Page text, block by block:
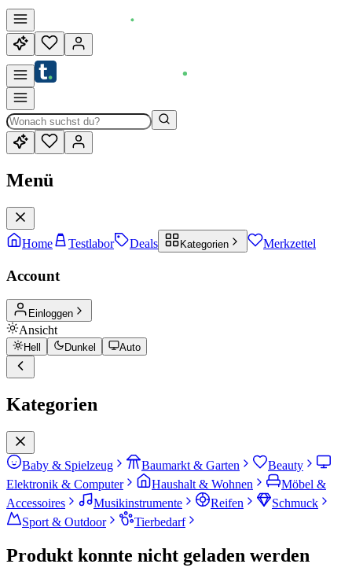
Menü
Home Testlabor Deals Kategorien Merkzettel
Account
Einloggen
Ansicht
Hell Dunkel Auto
Kategorien
Baby & Spielzeug Baumarkt & Garten
Beauty
Elektronik & Computer
Haushalt & Wohnen
Möbel &
Accessoires
Musikinstrumente Reifen
Schmuck
Sport & Outdoor
Tierbedarf
Produkt konnte nicht geladen werden